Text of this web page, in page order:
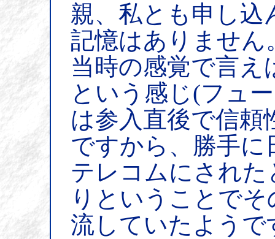
親、私とも申し込
記憶はありません
当時の感覚で言
という感じ(フュ
は参入直後で信頼
ですから、勝手に
テレコムにされ
りということでそ
流していたようで